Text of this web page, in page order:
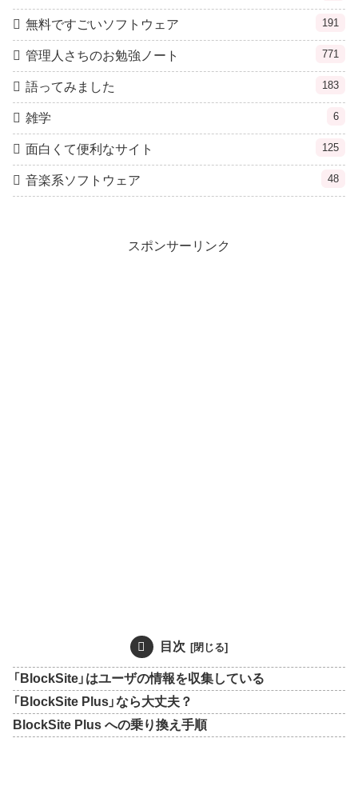
無料ですごいソフトウェア 191
管理人さちのお勉強ノート 771
語ってみました 183
雑学 6
面白くて便利なサイト 125
音楽系ソフトウェア 48
スポンサーリンク
目次
「BlockSite」はユーザの情報を収集している
「BlockSite Plus」なら大丈夫？
BlockSite Plus への乗り換え手順